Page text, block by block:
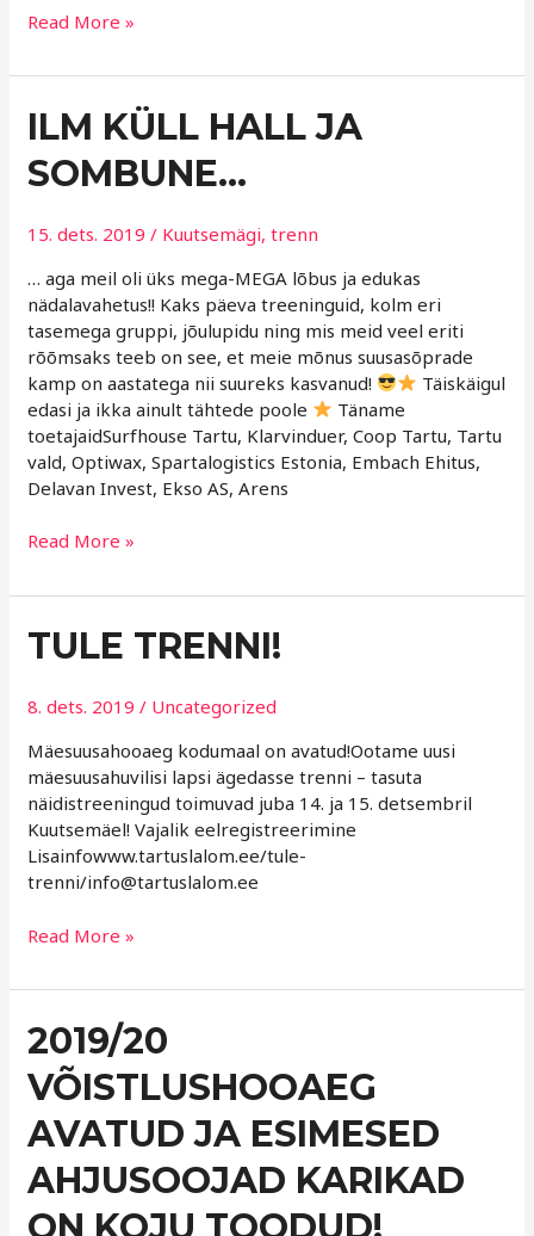
Read More »
ILM KÜLL HALL JA
SOMBUNE…
15. dets. 2019/ Kuutsemägi,trenn
… aga meil oli üks mega-MEGA lõbus ja edukas
nädalavahetus!! Kaks päeva treeninguid, kolm eri
tasemega gruppi, jõulupidu ning mis meid veel eriti
rõõmsaks teeb on see, et meie mõnus suusasõprade
kamp on aastatega nii suureks kasvanud!
Täiskäigul
edasi ja ikka ainult tähtede poole
Täname
toetajaidSurfhouse Tartu, Klarvinduer, Coop Tartu, Tartu
vald, Optiwax, Spartalogistics Estonia, Embach Ehitus,
Delavan Invest, Ekso AS, Arens
ILM
KÜLL
HALL
JA
Read More »
TULE TRENNI!
8. dets. 2019/ Uncategorized
Mäesuusahooaeg kodumaal on avatud!Ootame uusi
mäesuusahuvilisi lapsi ägedasse trenni – tasuta
näidistreeningud toimuvad juba 14. ja 15. detsembril
Kuutsemäel! Vajalik eelregistreerimine
Lisainfowww.tartuslalom.ee/tule-
trenni/info@tartuslalom.ee
TULE
TRENNI!
Read More »
2019/20
VÕISTLUSHOOAEG
AVATUD JA ESIMESED
AHJUSOOJAD KARIKAD
ON KOJU TOODUD!
2019/20
VÕISTLUSHOOAEG
AVATUD
JA
ESIMESED
KARIKAD
ON